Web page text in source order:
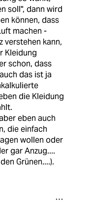
soll", dann wird
können, dass
machen -
verstehen kann,
Kleidung
schon, dass
das ist ja
die Kleidung
eben auch
die einfach
wollen oder
gar Anzug....
Grünen....).